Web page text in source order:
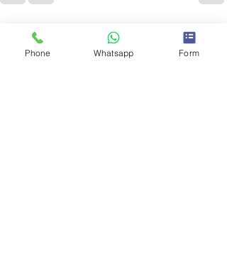
Phone Whatsapp Form